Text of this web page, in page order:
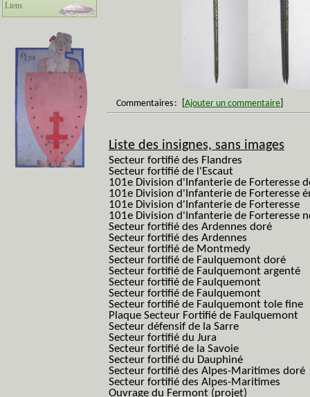
Liens
Commentaires : Ajouter un commentaire
Liste des insignes, sans images
Secteur fortifié des Flandres
Secteur fortifié de l'Escaut
101e Division d'Infanterie de Forteresse
101e Division d'Infanterie de Forteresse
101e Division d'Infanterie de Forteresse
101e Division d'Infanterie de Forteresse
Secteur fortifié des Ardennes doré
Secteur fortifié des Ardennes
Secteur fortifié de Montmedy
Secteur fortifié de Faulquemont doré
Secteur fortifié de Faulquemont argenté
Secteur fortifié de Faulquemont
Secteur fortifié de Faulquemont
Secteur fortifié de Faulquemont tole fine
Plaque Secteur Fortifié de Faulquemont
Secteur défensif de la Sarre
Secteur fortifié du Jura
Secteur fortifié de la Savoie
Secteur fortifié du Dauphiné
Secteur fortifié des Alpes-Maritimes doré
Secteur fortifié des Alpes-Maritimes
Ouvrage du Fermont (projet)